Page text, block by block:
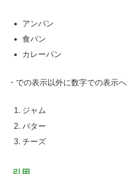
アンパン
食パン
カレーパン
・での表示以外に数字での表示
ジャム
バター
チーズ